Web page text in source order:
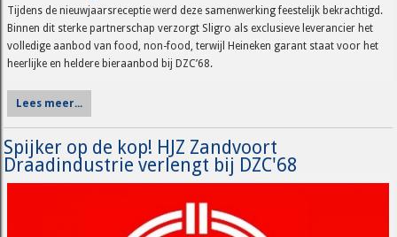
Tijdens de nieuwjaarsreceptie werd deze samenwerking feestelijk bekrachtigd.
Binnen dit sterke partnerschap verzorgt Sligro als exclusieve leverancier het
volledige aanbod van food, non-food, terwijl Heineken garant staat voor het
heerlijke en heldere bieraanbod bij DZC’68.
Lees meer...
Spijker op de kop! HJZ Zandvoort
Draadindustrie verlengt bij DZC'68